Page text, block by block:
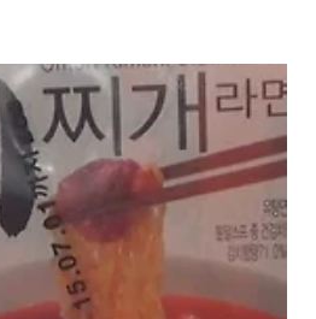
덜들어가고, 소시지가 많이 들어가 있더군
, 영양성분을 보면 당류가 53g으로 표시
가 잘못되지 않았나 싶네요?? 나트륨도 살
제품입니다~ 이런 사이즈인데, 걸거리 핫
런식으로 햄이 있고, 그 사이에 볶음밥과